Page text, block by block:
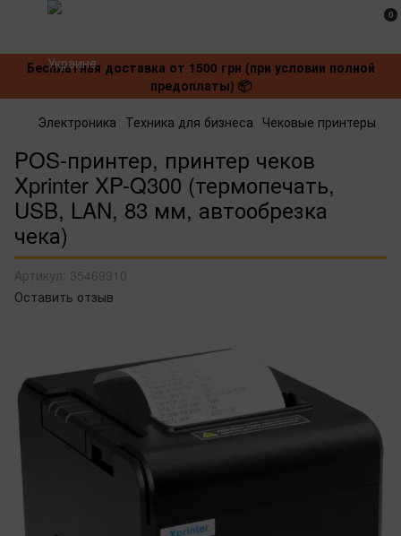
0
Бесплатная доставка от 1500 грн (при условии полной
предоплаты) 📦
Электроника Техника для бизнеса Чековые принтеры
POS-принтер, принтер чеков
Xprinter XP-Q300 (термопечать,
USB, LAN, 83 мм, автообрезка
чека)
Артикул: 35469910
Оставить отзыв